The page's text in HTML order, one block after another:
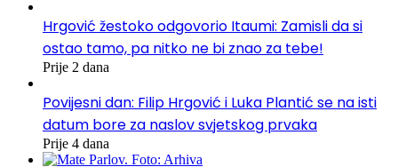
Hrgović žestoko odgovorio Itaumi: Zamisli da si
ostao tamo, pa nitko ne bi znao za tebe!
Prije 2 dana
Povijesni dan: Filip Hrgović i Luka Plantić se na isti
datum bore za naslov svjetskog prvaka
Prije 4 dana